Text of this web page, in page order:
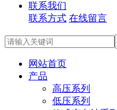
联系我们
联系方式 在线留言
网站首页
产品
高压系列
低压系列